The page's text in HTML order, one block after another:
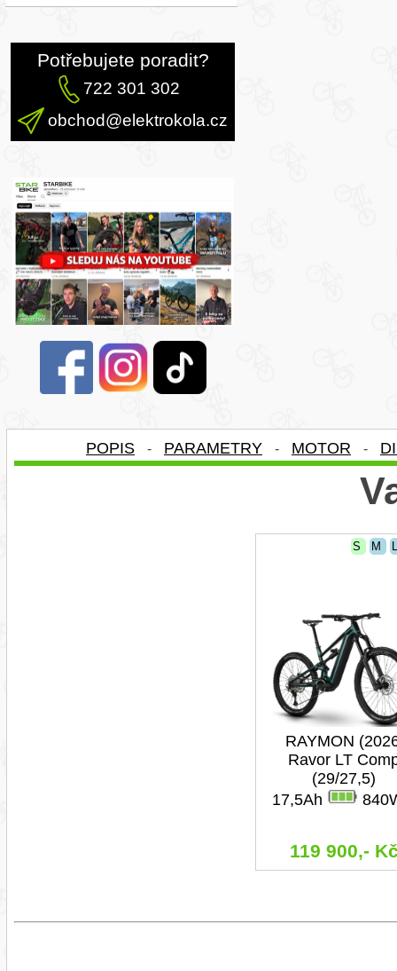
Potřebujete poradit?
722 301 302
obchod@elektrokola.cz
POPIS - PARAMETRY - MOTOR -
S M
RAYMON
Ravor LT
(29/27,5)
17,5Ah
119 900,-